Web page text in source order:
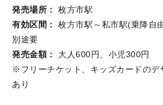
発売場所：
枚方市駅
有効区間：
枚方市駅～私市駅(乗降自
別途要
発売金額：
大人600円、小児300円
※フリーチケット、キッズカードのデ
あり